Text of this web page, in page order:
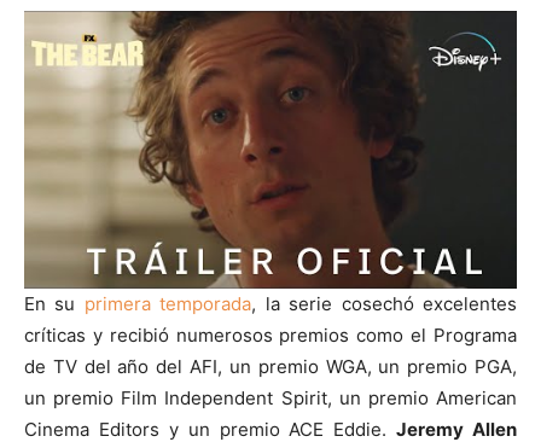
En su primera temporada, la serie cosechó excelentes
críticas y recibió numerosos premios como el Programa
de TV del año del AFI, un premio WGA, un premio PGA,
un premio Film Independent Spirit, un premio American
Cinema Editors y un premio ACE Eddie.Jeremy Allen